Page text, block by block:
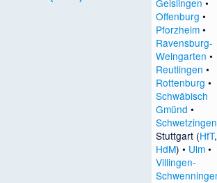
Offenburg •
Pforzheim•
Ravensburg-
Weingarten •
Reutlingen •
Rottenburg •
Schwäbisch
Gmünd •
Schwetzingen
Stuttgart (HfT,
HdM) • Ulm•
Villingen-